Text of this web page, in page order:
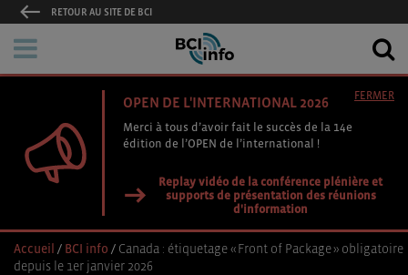
RETOUR AU SITE DE BCI
OPEN DE L'INTERNATIONAL 2026
Merci à tous d’avoir fait le succès de la 14e
édition de l’OPEN de l’international !
Replay vidéo de la conférence plénière et
supports de présentation des réunions
d'information
FERMER
Accueil / BCI info / Canada : étiquetage « Front of Package » obligatoire
depuis le 1er janvier 2026